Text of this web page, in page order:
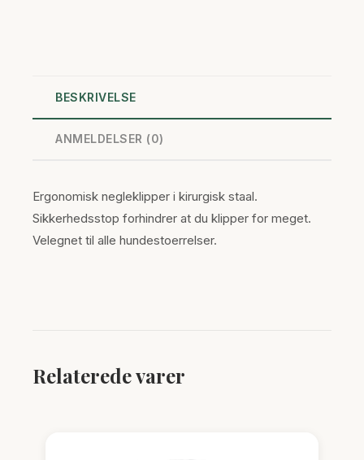
BESKRIVELSE
ANMELDELSER (0)
Ergonomisk negleklipper i kirurgisk staal.
Sikkerhedsstop forhindrer at du klipper for meget.
Velegnet til alle hundestoerrelser.
Relaterede varer